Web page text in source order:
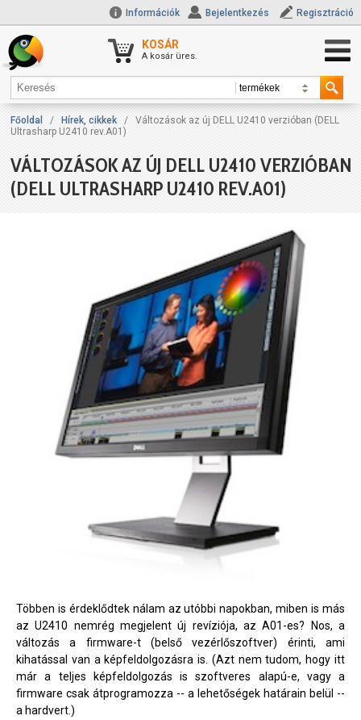
Információk Bejelentkezés Regisztráció
KOSÁR
A kosár üres.
Főoldal / Hírek, cikkek /
Változások az új DELL U2410 verzióban (DELL
Ultrasharp U2410 rev.A01)
VÁLTOZÁSOK AZ ÚJ DELL U2410 VERZIÓBAN
(DELL ULTRASHARP U2410 REV.A01)
Többen is érdeklődtek nálam az utóbbi napokban, miben is más
az U2410 nemrég megjelent új revíziója, az A01-es? Nos, a
változás a firmware-t (belső vezérlőszoftver) érinti, ami
kihatással van a képfeldolgozásra is. (Azt nem tudom, hogy itt
már a teljes képfeldolgozás is szoftveres alapú-e, vagy a
firmware csak átprogramozza -- a lehetőségek határain belül --
a hardvert.)